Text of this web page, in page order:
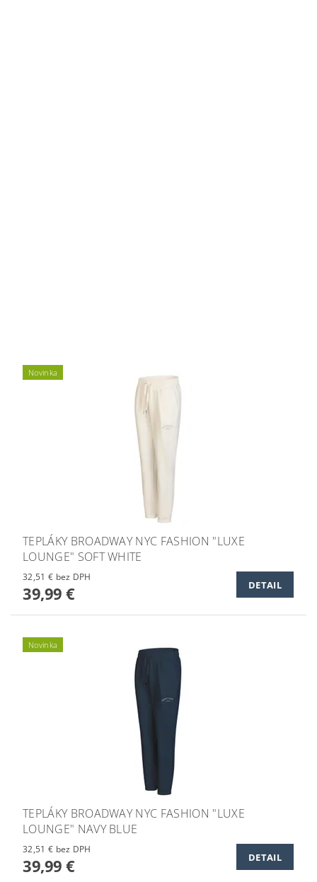
Novinka
TEPLÁKY BROADWAY NYC FASHION "LUXE
LOUNGE" SOFT WHITE
32,51 € bez DPH
39,99 € DETAIL
Novinka
TEPLÁKY BROADWAY NYC FASHION "LUXE
LOUNGE" NAVY BLUE
32,51 € bez DPH
39,99 € DETAIL